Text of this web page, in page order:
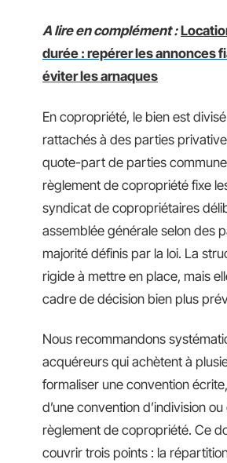
A lire en complément :
durée : repérer les annonces
éviter les arnaques
En copropriété, le bien est
rattachés à des parties
quote-part de parties
règlement de copropriété fixe
syndicat de copropriétaires
assemblée générale selon des
majorité définis par la loi. La
rigide à mettre en place, mais
cadre de décision bien plus
Nous recommandons
acquéreurs qui achètent à
formaliser une convention écrite,
d’une convention d’indivision ou
règlement de copropriété. Ce
couvrir trois points : la